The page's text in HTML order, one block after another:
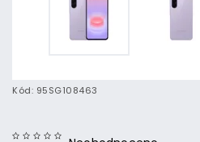
Kód: 95SG108463